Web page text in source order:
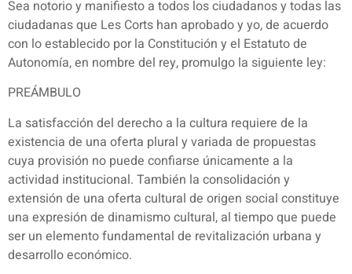
Sea notorio y manifiesto a todos los ciudadanos y todas las
ciudadanas que Les Corts han aprobado y yo, de acuerdo
con lo establecido por la Constitución y el Estatuto de
Autonomía, en nombre del rey, promulgo la siguiente ley:
PREÁMBULO
La satisfacción del derecho a la cultura requiere de la
existencia de una oferta plural y variada de propuestas
cuya provisión no puede confiarse únicamente a la
actividad institucional. También la consolidación y
extensión de una oferta cultural de origen social constituye
una expresión de dinamismo cultural, al tiempo que puede
ser un elemento fundamental de revitalización urbana y
desarrollo económico.